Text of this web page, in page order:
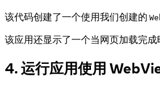
该代码创建了一个使用我们创建的
该应用还显示了一个当网页加载完成
4. 运行应用使用